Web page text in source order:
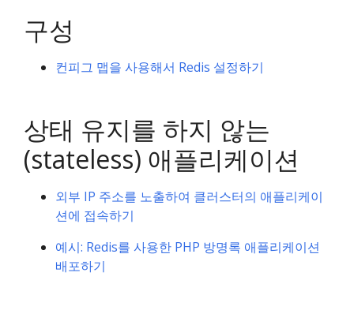
구성
컨피그 맵을 사용해서 Redis 설정하기
상태 유지를 하지 않는
(stateless) 애플리케이션
외부 IP 주소를 노출하여 클러스터의 애플리케이
션에 접속하기
예시: Redis를 사용한 PHP 방명록 애플리케이션
배포하기